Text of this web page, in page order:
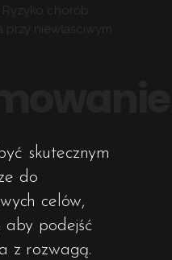
Ryzyko chorób
przy niewłaściwym
skutecznym
do
celów,
aby podejść
z rozwagą.